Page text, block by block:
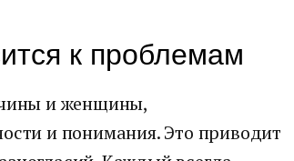
к проблемам
и женщины,
и понимания. Это приводит